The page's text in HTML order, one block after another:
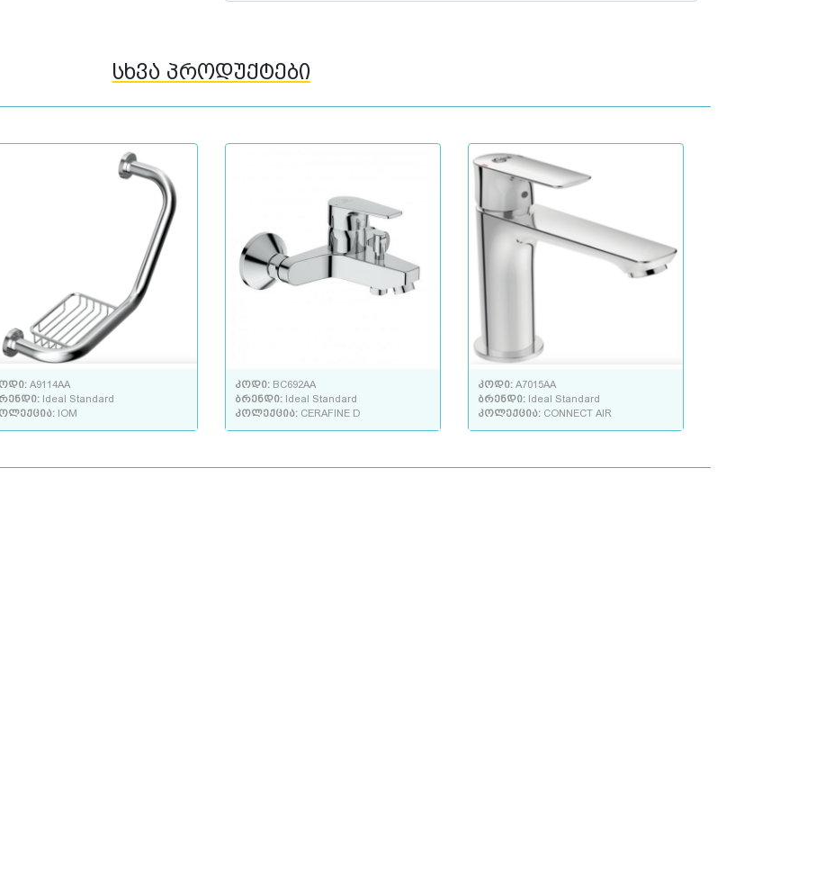
სხვა პროდუქტები
A9114AA
Ideal Standard
IOM
კოდი: BC692AA
ბრენდი: Ideal Standard
კოლექცია: CERAFINE D
კოდი: A7015AA
ბრენდი: Ideal Standard
კოლექცია: CONNECT AIR